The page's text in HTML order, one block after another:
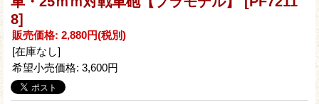
8]
販売価格: 2,880円(税別)
[在庫なし]
希望小売価格: 3,600円